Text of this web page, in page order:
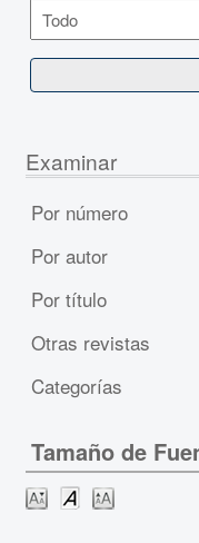
Examinar
Por número
Por autor
Por título
Otras revistas
Categorías
Tamaño de